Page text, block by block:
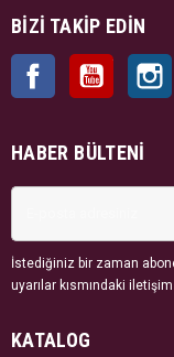
BIZI TAKIP EDIN
Facebook YouTube
HABER BÜLTENI
İstediğiniz bir zaman
uyarılar kısmındaki
KATALOG